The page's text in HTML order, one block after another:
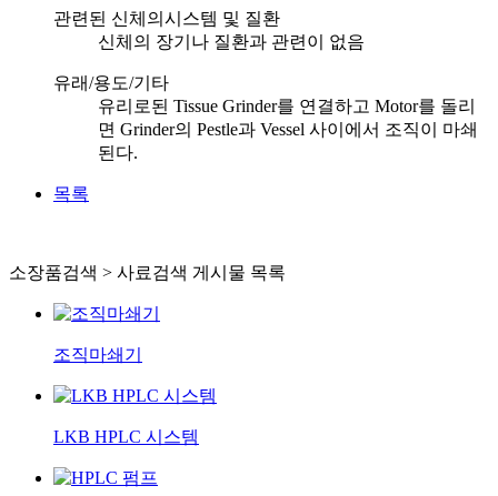
관련된 신체의시스템 및 질환
신체의 장기나 질환과 관련이 없음
유래/용도/기타
유리로된 Tissue Grinder를 연결하고 Motor를 돌리
면 Grinder의 Pestle과 Vessel 사이에서 조직이 마쇄
된다.
목록
소장품검색 > 사료검색 게시물 목록
조직마쇄기
LKB HPLC 시스템